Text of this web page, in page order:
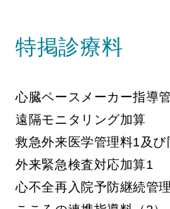
特掲診療料
心臓ペースメーカー指導
遠隔モニタリング加算
救急外来医学管理料1及
外来緊急検査対応加算1
心不全再入院予防継続管